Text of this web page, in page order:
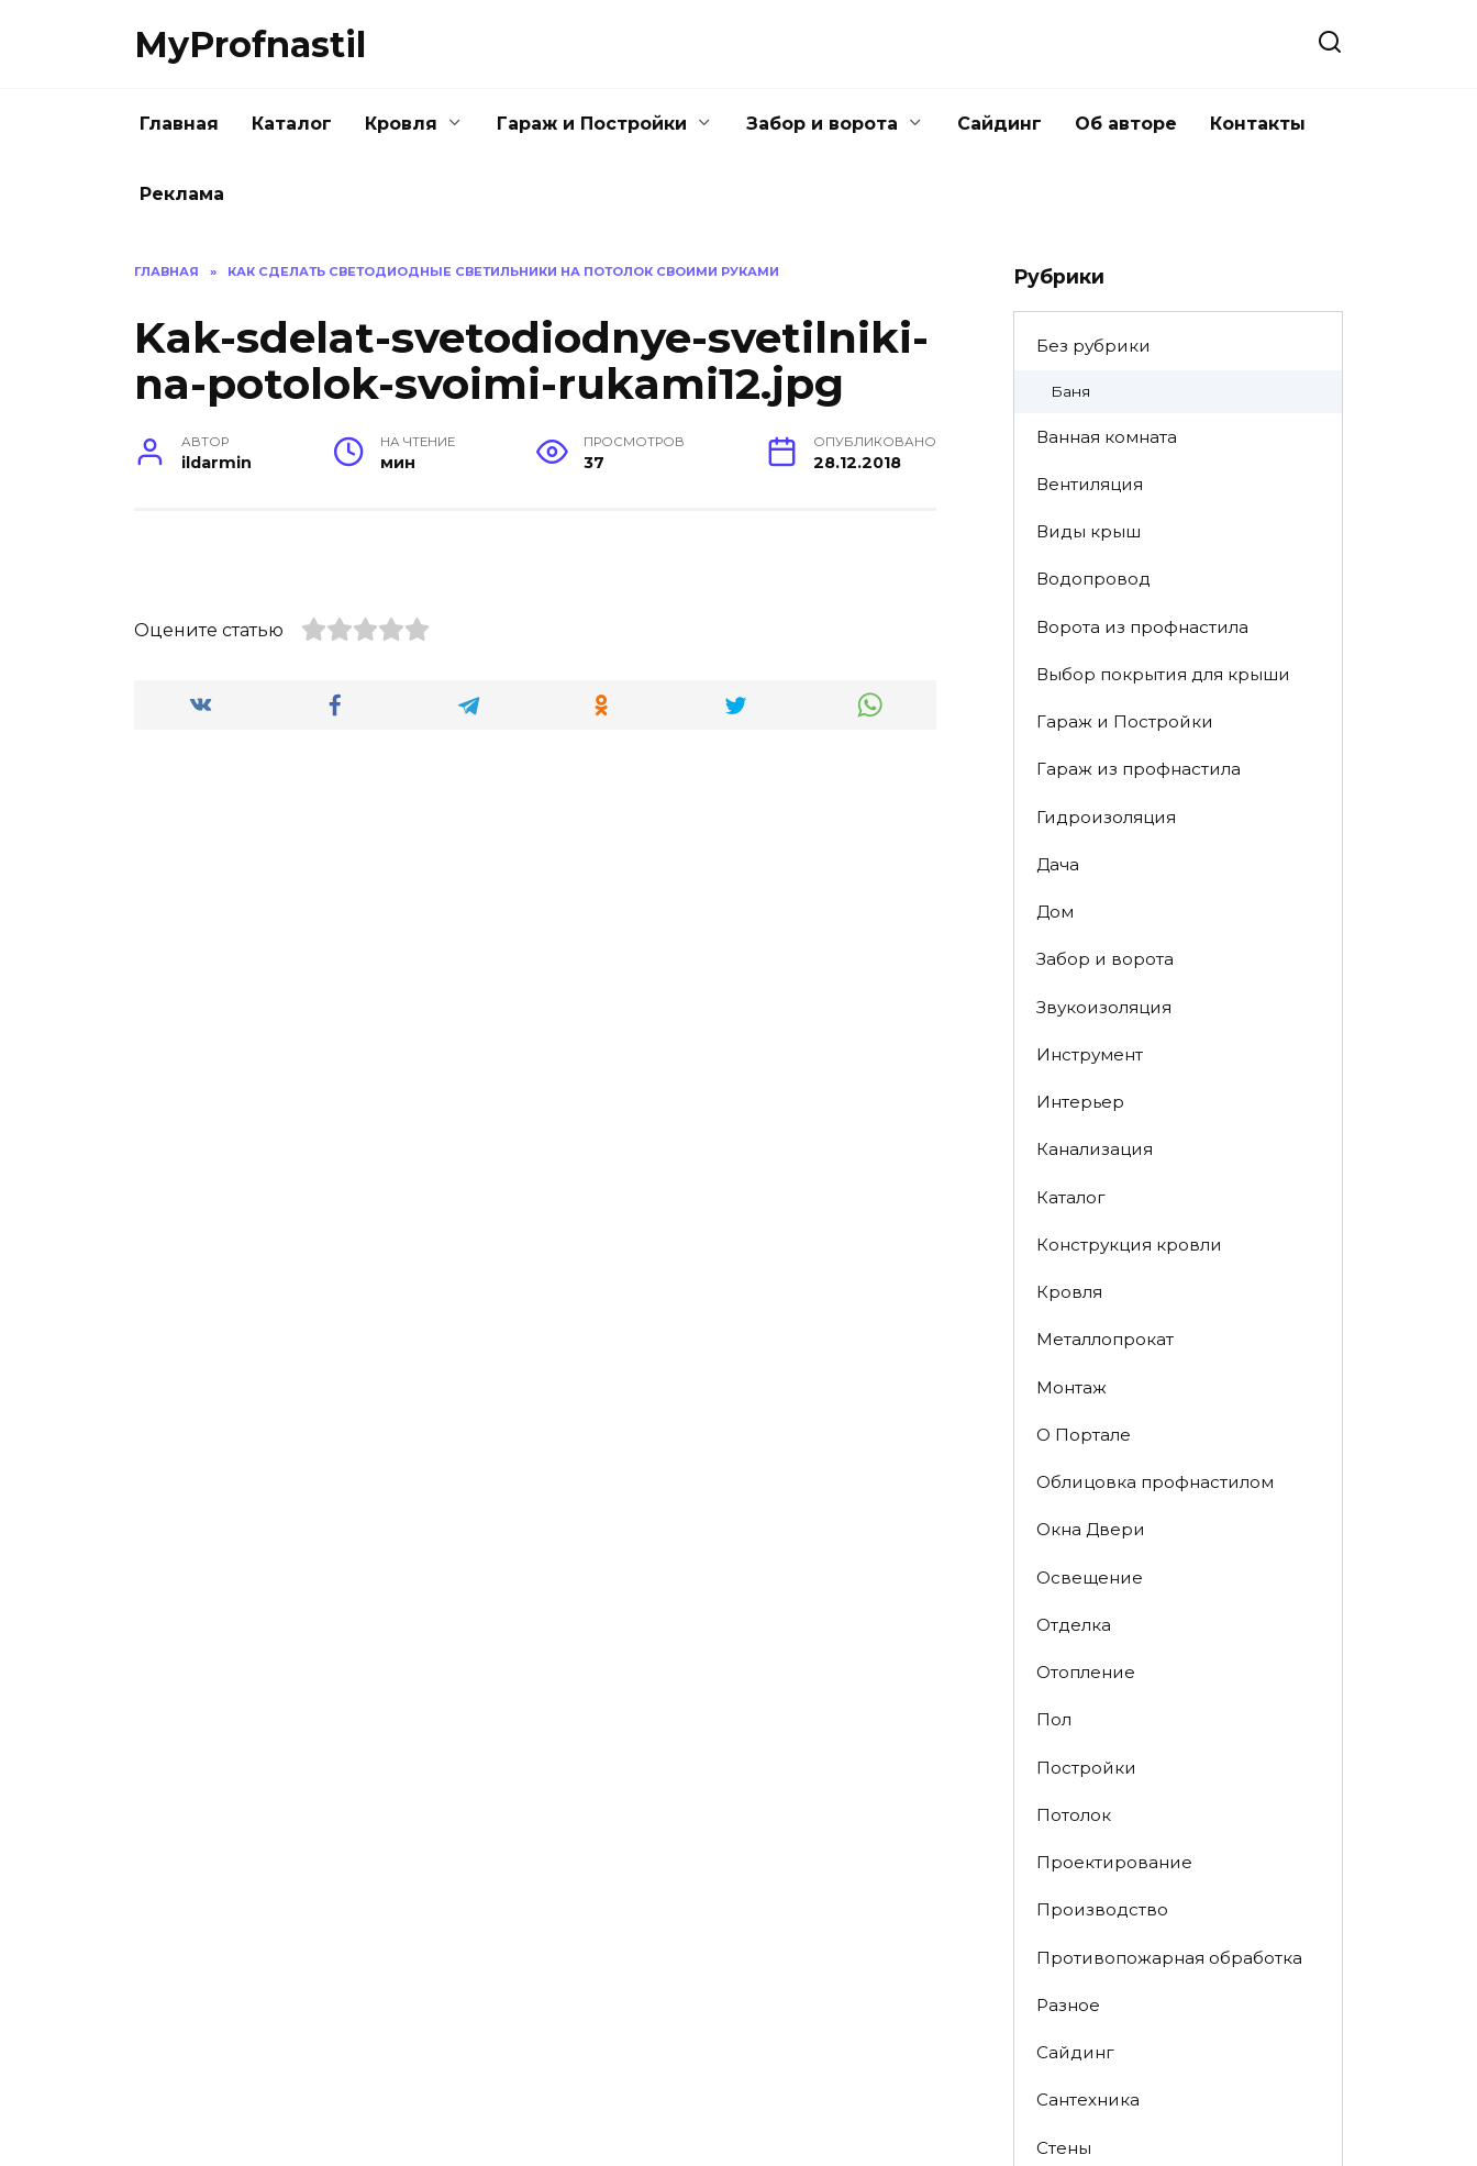
MyProfnastil
Главная Каталог Кровля Гараж и Постройки Забор и ворота Сайдинг Об авторе Контакты
Реклама
ГЛАВНАЯ » КАК СДЕЛАТЬ СВЕТОДИОДНЫЕ СВЕТИЛЬНИКИ НА ПОТОЛОК СВОИМИ РУКАМИ
Kak-sdelat-svetodiodnye-svetilniki-
na-potolok-svoimi-rukami12.jpg
АВТОР
ildarmin
НА ЧТЕНИЕ
мин
ПРОСМОТРОВ
37
ОПУБЛИКОВАНО
28.12.2018
Оцените статью
Рубрики
Без рубрики
Баня
Ванная комната
Вентиляция
Виды крыш
Водопровод
Ворота из профнастила
Выбор покрытия для крыши
Гараж и Постройки
Гараж из профнастила
Гидроизоляция
Дача
Дом
Забор и ворота
Звукоизоляция
Инструмент
Интерьер
Канализация
Каталог
Конструкция кровли
Кровля
Металлопрокат
Монтаж
О Портале
Облицовка профнастилом
Окна Двери
Освещение
Отделка
Отопление
Пол
Постройки
Потолок
Проектирование
Производство
Противопожарная обработка
Разное
Сайдинг
Сантехника
Стены